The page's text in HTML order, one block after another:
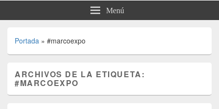
Menú
Portada » #marcoexpo
ARCHIVOS DE LA ETIQUETA:
#MARCOEXPO